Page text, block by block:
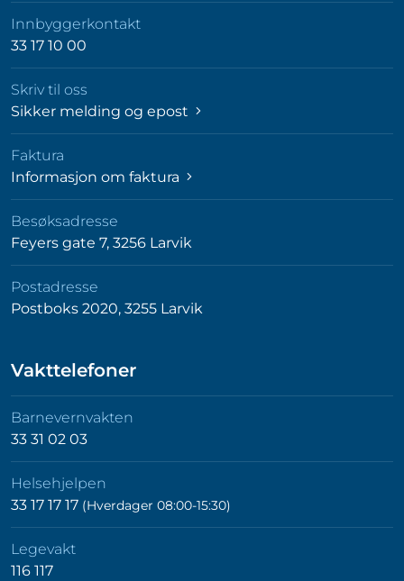
Innbyggerkontakt
33 17 10 00
Skriv til oss
Sikker melding og epost
Faktura
Informasjon om faktura
Besøksadresse
Feyers gate 7, 3256 Larvik
Postadresse
Postboks 2020, 3255 Larvik
Vakttelefoner
Barnevernvakten
33 31 02 03
Helsehjelpen
33 17 17 17 (Hverdager 08:00-15:30)
Legevakt
116 117